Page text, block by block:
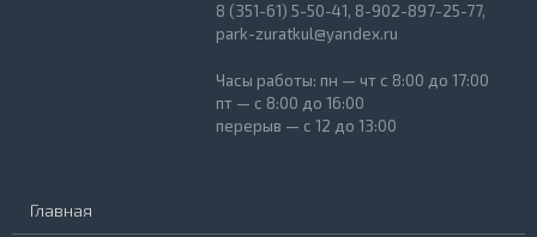
8 (351-61) 5-50-41, 8-902-897-25-77,
park-zuratkul@yandex.ru
Часы работы: пн — чт с 8:00 до 17:00
пт — с 8:00 до 16:00
перерыв — с 12 до 13:00
Главная